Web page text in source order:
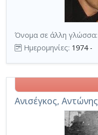
Όνομα σε άλλη γλώσσα:
Ημερομηνίες: 1974 -
Ανισέγκος, Αντώνης